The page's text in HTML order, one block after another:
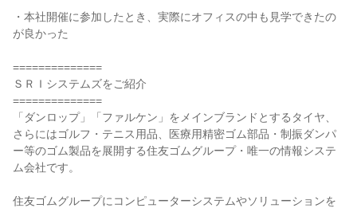
・本社開催に参加したとき、実際にオフィスの中も見学できたの
が良かった
==============
ＳＲＩシステムズをご紹介
==============
「ダンロップ」「ファルケン」をメインブランドとするタイヤ、
さらにはゴルフ・テニス用品、医療用精密ゴム部品・制振ダンパ
ー等のゴム製品を展開する住友ゴムグループ・唯一の情報システ
ム会社です。
住友ゴムグループにコンピューターシステムやソリューションを